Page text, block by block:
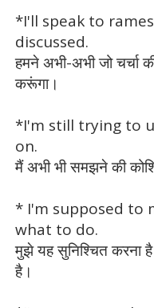
*I'll speak to
discussed.
हमने अभी-अभी जो चर्चा
करूंगा।
*I'm still trying to
on.
मैं अभी भी समझने की
* I'm supposed to
what to do.
मुझे यह सुनिश्चित करना
है।